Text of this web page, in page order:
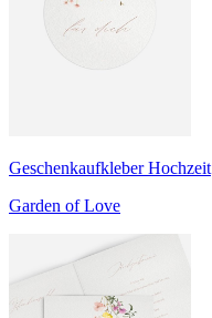
Geschenkaufkleber Hochzeit
Garden of Love